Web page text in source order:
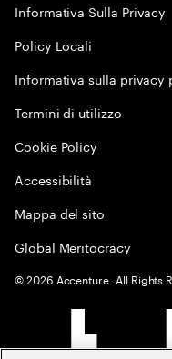
Informativa Sulla Privacy
Policy Locali
Informativa sulla privacy
Termini di utilizzo
Cookie Policy
Accessibilità
Mappa del sito
Global Meritocracy
©2026 Accenture. All Rights